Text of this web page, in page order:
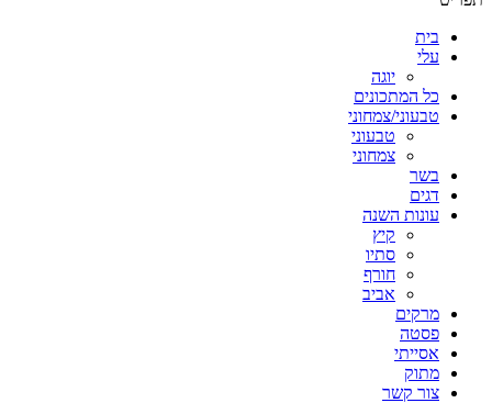
בית
עלי
יוגה
כל המתכונים
טבעוני/צמחוני
טבעוני
צמחוני
בשר
דגים
עונות השנה
קיץ
סתיו
חורף
אביב
מרקים
פסטה
אסייתי
מתוק
צור קשר